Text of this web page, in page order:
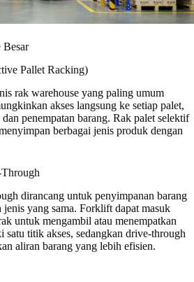
Besar
Pallet Racking)
rak warehouse yang paling umum
akses langsung ke setiap palet,
penempatan barang. Rak palet selektif
berbagai jenis produk dengan
dirancang untuk penyimpanan barang
jenis yang sama. Forklift dapat masuk
untuk mengambil atau menempatkan
titik akses, sedangkan drive-through
aliran barang yang lebih efisien.